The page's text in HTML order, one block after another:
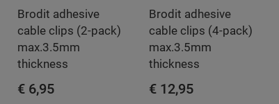
Brodit adhesive
cable clips (2-pack)
max.3.5mm
thickness
€ 6,95
Brodit adhesive
cable clips (4-pack)
max.3.5mm
thickness
€ 12,95